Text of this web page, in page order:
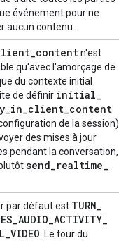
événement pour ne
aucun contenu.
_contentn'est
qu'avec l'amorçage de
du contexte initial
de définir initial_
_in_client_content
de la session).
des mises à jour
pendant la conversation,
send_realtime_
par défaut est TURN_
_AUDIO_ACTIVITY_
_VIDEO . Le tour du